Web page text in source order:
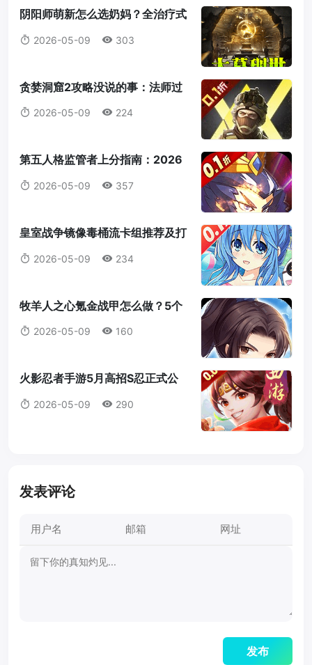
阴阳师萌新怎么选奶妈？全治疗式
神御魂搭配一图流（2026版）
2026-05-09 303
贪婪洞窟2攻略没说的事：法师过
图属性和隐藏机制
2026-05-09 224
第五人格监管者上分指南：2026
赛季屠夫从入门到精通
2026-05-09 357
皇室战争镜像毒桶流卡组推荐及打
法教学
2026-05-09 234
牧羊人之心氪金战甲怎么做？5个
稳出不歪的炼金配方分享
2026-05-09 160
火影忍者手游5月高招S忍正式公
布：纲手技能预测及金币规划全攻
略
2026-05-09 290
发表评论